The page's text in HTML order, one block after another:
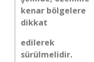
kenar bölgelere
dikkat
edilerek
sürülmelidir.